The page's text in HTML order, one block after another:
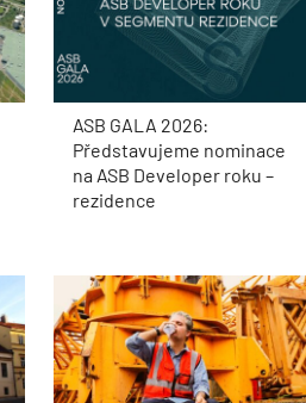
ASB GALA 2026:
Představujeme nominace
na ASB Developer roku –
rezidence